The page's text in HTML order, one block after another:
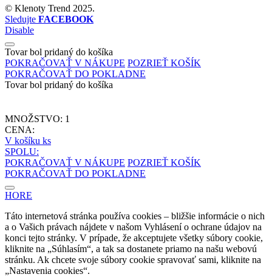
© Klenoty Trend 2025.
Sledujte FACEBOOK
Disable
Tovar bol pridaný do košíka
POKRAČOVAŤ V NÁKUPE POZRIEŤ KOŠÍK
POKRAČOVAŤ DO POKLADNE
Tovar bol pridaný do košíka
MNOŽSTVO: 1
CENA:
V košíku ks
SPOLU:
POKRAČOVAŤ V NÁKUPE POZRIEŤ KOŠÍK
POKRAČOVAŤ DO POKLADNE
HORE
Táto internetová stránka používa cookies – bližšie informácie o nich
a o Vašich právach nájdete v našom Vyhlásení o ochrane údajov na
konci tejto stránky. V prípade, že akceptujete všetky súbory cookie,
kliknite na „Súhlasím“, a tak sa dostanete priamo na našu webovú
stránku. Ak chcete svoje súbory cookie spravovať sami, kliknite na
„Nastavenia cookies“.